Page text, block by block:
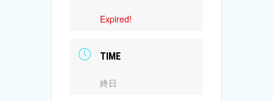
Expired!
TIME
終日